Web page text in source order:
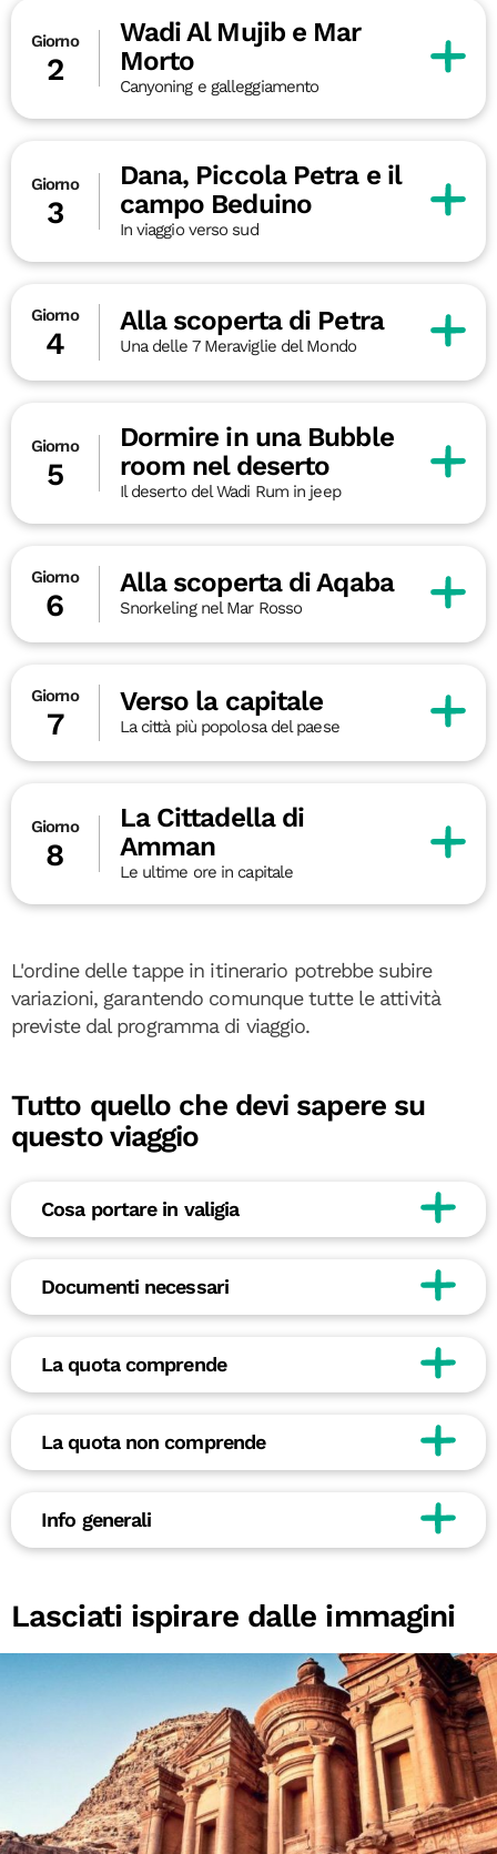
Giorno
2
Wadi Al Mujib e Mar
Morto
Canyoning e galleggiamento
Giorno
3
Dana, Piccola Petra e il
campo Beduino
In viaggio verso sud
Giorno
4
Alla scoperta di Petra
Una delle 7 Meraviglie del Mondo
Giorno
5
Dormire in una Bubble
room nel deserto
Il deserto del Wadi Rum in jeep
Giorno
6
Alla scoperta di Aqaba
Snorkeling nel Mar Rosso
Giorno
7
Verso la capitale
La città più popolosa del paese
Giorno
8
La Cittadella di
Amman
Le ultime ore in capitale
L'ordine delle tappe in itinerario potrebbe subire
variazioni, garantendo comunque tutte le attività
previste dal programma di viaggio.
Tutto quello che devi sapere su
questo viaggio
Cosa portare in valigia
Documenti necessari
La quota comprende
La quota non comprende
Info generali
Lasciati ispirare dalle immagini